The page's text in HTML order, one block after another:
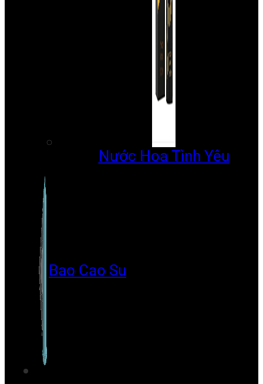
Nước Hoa Tình Yêu
Bao Cao Su